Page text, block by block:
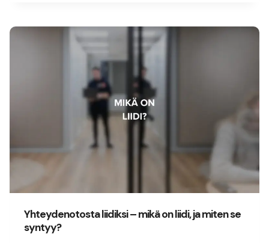
Yhteydenotosta liidiksi – mikä on liidi, ja miten se
syntyy?